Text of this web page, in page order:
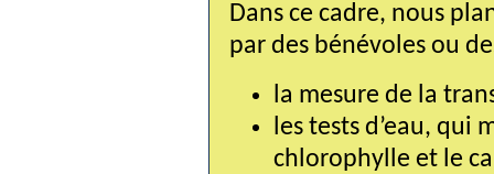
Dans ce cadre, nous
par des bénévoles ou
la mesure de la
les tests d’eau, qui
chlorophylle et le